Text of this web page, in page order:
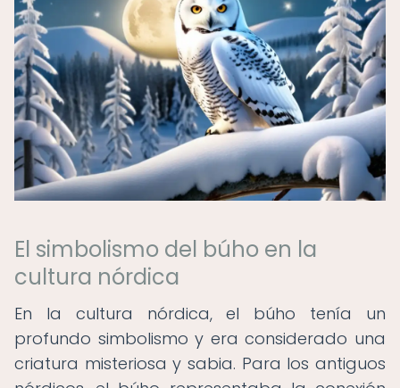
El simbolismo del búho en la
cultura nórdica
En la cultura nórdica, el búho tenía un
profundo simbolismo y era considerado una
criatura misteriosa y sabia. Para los antiguos